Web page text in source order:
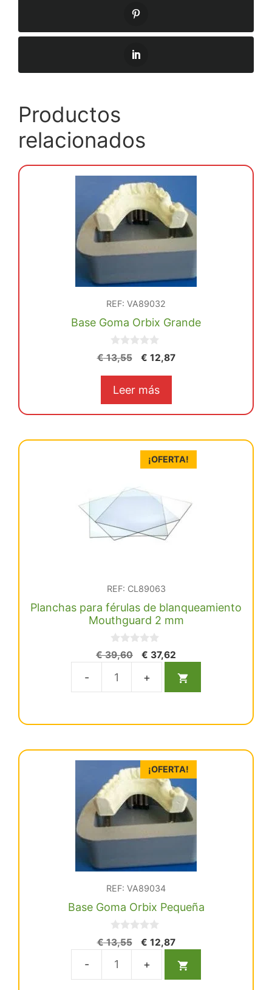
Productos
relacionados
REF: VA89032
Base Goma Orbix Grande
0
d
€13,55
El
original
€ 13,55.
€ 12,87El
€ 12,87.
Leer más
¡OFERTA!
REF: CL89063
Planchas para férulas de blanqueamiento
Mouthguard 2 mm
0
d
5
€39,60
El
original
era:
€ 37,62
actual
es:
Planchas
blanqueamiento
Mouthguard
2
mm
cantidad
¡OFERTA!
REF: VA89034
Base Goma Orbix Pequeña
0
d
5
€13,55
El
original
era:
€ 12,87El
actual
es:
Base